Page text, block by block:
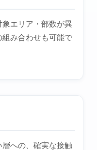
エリア・部数が異
み合わせも可能で
への、確実な接触